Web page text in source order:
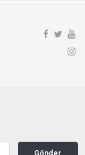
Gönder